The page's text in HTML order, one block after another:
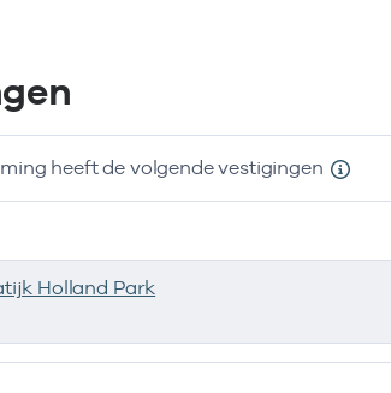
heeft de volgende vestigingen
heeft de volgende vestigingen
Holland Park